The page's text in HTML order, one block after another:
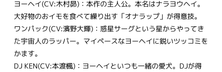
ヨーヘイ(CV:木村昴)：本作の主人公。本名はナラヨウヘイ。
大好物のおイモを食べて繰り出す「オナラップ」が得意技。
ワンパック(CV:濱野大輝)：惑星サーグという星からやってき
た宇宙人のラッパー。マイペースなヨーヘイに鋭いツッコミを
かます。
DJ KEN(CV:本渡楓)：ヨーヘイといつも一緒の愛犬。DJが得